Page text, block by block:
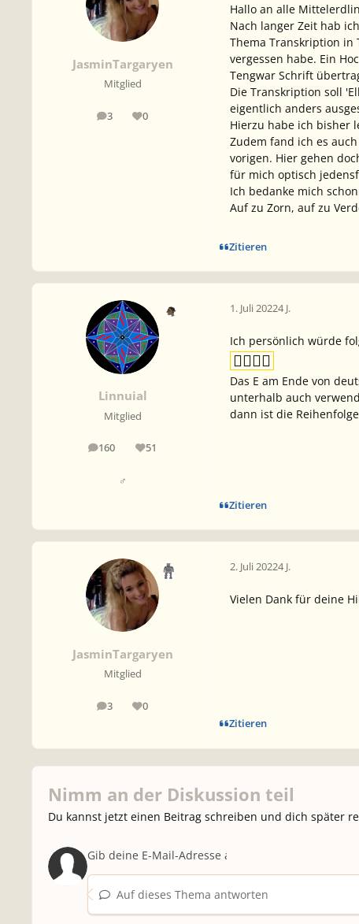
JasminTargaryen
Mitglied
3
Beiträge0
Reputation
Hallo an alle
Nach langer Zeit hab
Thema Transkription in
vergessen habe. Ein
Tengwar Schrift
Die Transkription soll
eigentlich anders
Hierzu habe ich bisher
Zudem fand ich es
vorigen. Hier gehen
für mich optisch
Ich bedanke mich
Auf zu Zorn, auf zu
Zitieren
Linnuial
Mitglied
160
Beiträge 51
Reputation
♂
1. Juli 20224 J.
Ich persönlich würde

Das E am Ende von
unterhalb auch
dann ist die
Zitieren
JasminTargaryen
Mitglied
3
Beiträge0
Reputation
2. Juli 20224 J.
Vielen Dank für deine
Zitieren
Nimm an der Diskussion teil
Du kannst jetzt einen Beitrag schreiben und dich später
Auf dieses Thema antworten